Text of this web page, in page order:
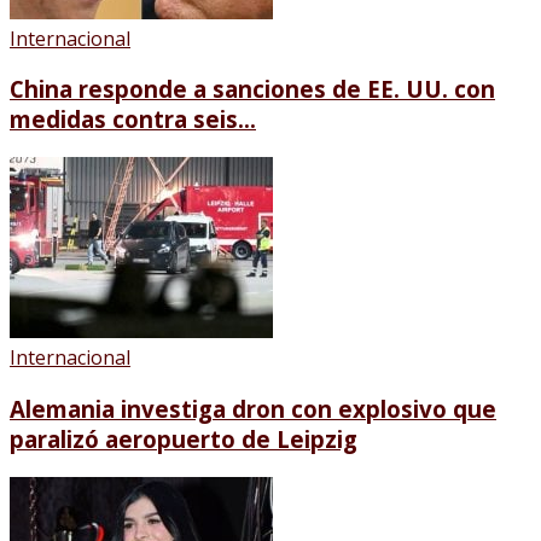
Internacional
China responde a sanciones de EE. UU. con
medidas contra seis...
Internacional
Alemania investiga dron con explosivo que
paralizó aeropuerto de Leipzig